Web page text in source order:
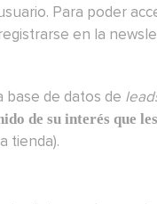
Para poder
en la
de datos de
de su interés que
tienda).